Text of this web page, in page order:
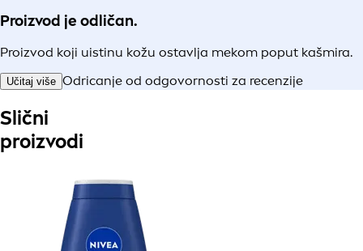
Proizvod je odličan.
Proizvod koji uistinu kožu ostavlja mekom poput kašmira.
Učitaj više Odricanje od odgovornosti za recenzije
Slični
proizvodi